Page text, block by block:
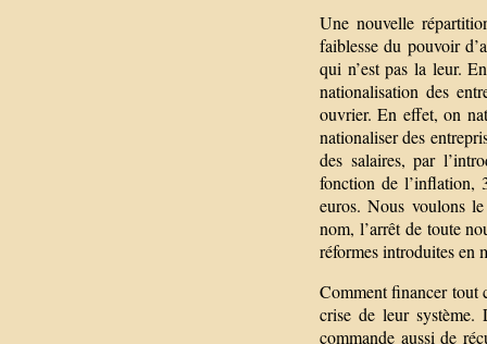
Une nouvelle
faiblesse du pouvoir
qui n’est pas la leur.
nationalisation des
ouvrier. En effet, on
nationaliser des
des salaires, par
fonction de l’inflation,
euros. Nous voulons
nom, l’arrêt de toute
réformes introduites en
Comment financer tout
crise de leur système.
commande aussi de